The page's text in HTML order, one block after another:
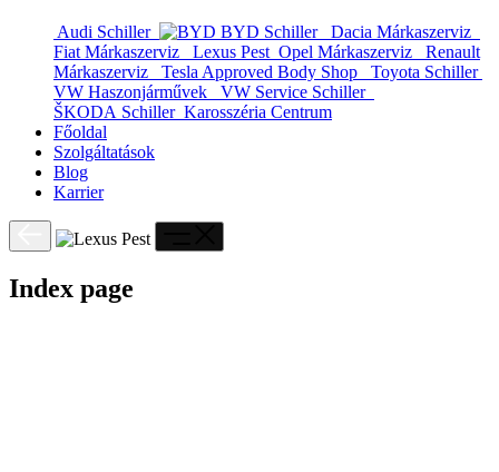
Audi Schiller BYD Schiller
Dacia Márkaszerviz
Fiat Márkaszerviz
Lexus Pest Opel Márkaszerviz
Renault
Márkaszerviz
Tesla Approved Body Shop
Toyota Schiller
VW Haszonjárművek
VW Service Schiller
ŠKODA Schiller Karosszéria Centrum
Főoldal
Szolgáltatások
Blog
Karrier
Index page